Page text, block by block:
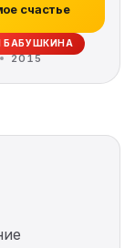
счастье
БАБУШКИНА
2015